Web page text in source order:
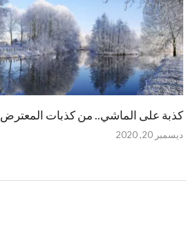
كذبة على الماشي.. من كذبات المعترض
ديسمبر 20, 2020